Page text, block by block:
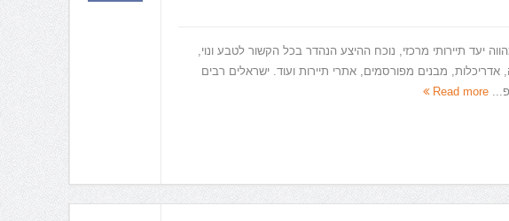
יעד תיירותי מרכזי, נוכח ההיצע הנהדר בכל הקשור לטבע ונוי,
אדריכלות, מבנים מפורסמים, אתרי תיירות ועוד. ישראלים רבים
Read more